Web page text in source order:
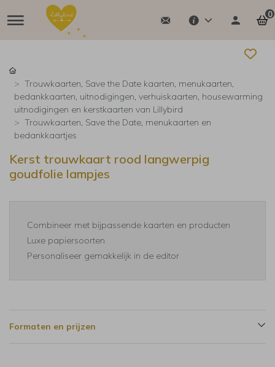
0
Trouwkaarten, Save the Date kaarten, menukaarten,
bedankkaarten, uitnodigingen, verhuiskaarten, housewarming
uitnodigingen en kerstkaarten van Lillybird
Trouwkaarten, Save the Date, menukaarten en
bedankkaartjes
Kerst trouwkaart rood langwerpig
goudfolie lampjes
Combineer met bijpassende kaarten en producten
Luxe papiersoorten
Personaliseer gemakkelijk in de editor
Formaten en prijzen